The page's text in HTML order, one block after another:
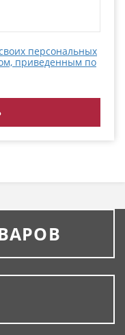
персональных
приведенным по